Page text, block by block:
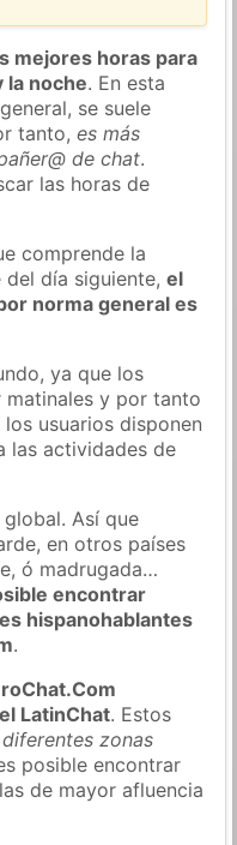
mejores horas para
la noche. En esta
se suele
tanto,es más
de chat.
las horas de
comprende la
del día siguiente,el
norma general es
ya que los
matinales y por tanto
usuarios disponen
las actividades de
Así que
en otros países
ó madrugada…
encontrar
hispanohablantes
.
LatinChat. Estos
zonas
posible encontrar
de mayor afluencia